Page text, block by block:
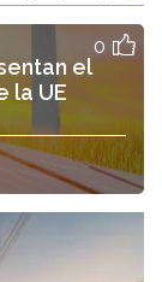
0
el
la UE